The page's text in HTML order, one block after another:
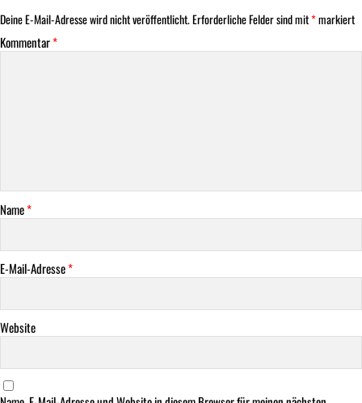
Deine E-Mail-Adresse wird nicht veröffentlicht.Erforderliche Felder sind mit*markiert
Kommentar*
Name*
E-Mail-Adresse*
Website